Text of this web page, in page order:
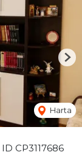
ID CP3117686
Harta